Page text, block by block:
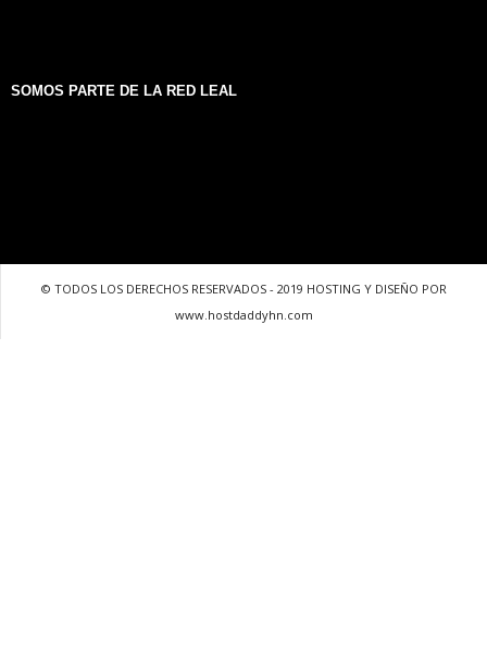
SOMOS PARTE DE LA RED LEAL
© TODOS LOS DERECHOS RESERVADOS - 2019 HOSTING Y DISEÑO POR
www.hostdaddyhn.com